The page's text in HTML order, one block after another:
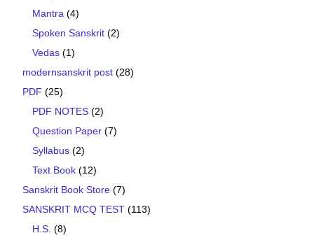
Mantra (4)
Spoken Sanskrit (2)
Vedas (1)
modernsanskrit post (28)
PDF (25)
PDF NOTES (2)
Question Paper (7)
Syllabus (2)
Text Book (12)
Sanskrit Book Store (7)
SANSKRIT MCQ TEST (113)
H.S. (8)